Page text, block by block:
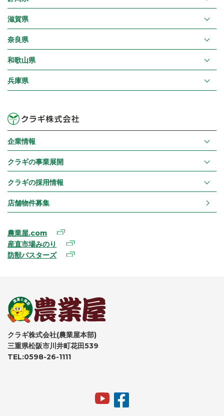
滋賀県
奈良県
和歌山県
兵庫県
企業情報
クラギの事業展開
クラギの採用情報
店舗物件募集
農業屋.com
産直市場みのり
防獣バスターズ
クラギ株式会社(農業屋本部)
三重県松阪市川井町花田539
TEL:0598-26-1111